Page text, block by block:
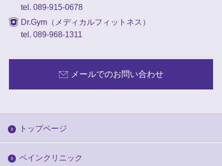
tel. 089-915-0678
Dr.Gym（メディカルフィットネス）
tel. 089-968-1311
メールでのお問い合わせ
トップページ
ペインクリニック